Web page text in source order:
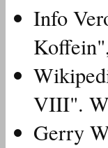
Info
VIII".
Gerry